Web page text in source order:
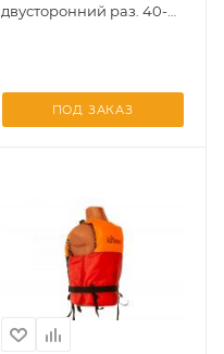
двусторонний раз. 40-
ПОД ЗАКАЗ